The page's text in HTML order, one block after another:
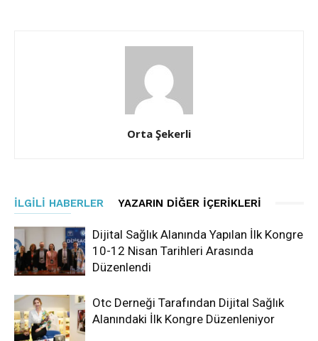
Orta Şekerli
İLGILI HABERLER YAZARIN DIĞER İÇERIKLERI
Dijital Sağlık Alanında Yapılan İlk Kongre
10-12 Nisan Tarihleri Arasında
Düzenlendi
Otc Derneği Tarafından Dijital Sağlık
Alanındaki İlk Kongre Düzenleniyor